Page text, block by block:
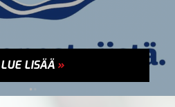
LUE LISÄÄ »